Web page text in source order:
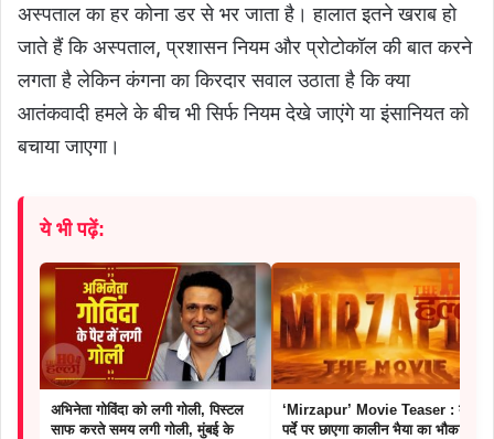
अस्पताल का हर कोना डर से भर जाता है। हालात इतने खराब हो
जाते हैं कि अस्पताल, प्रशासन नियम और प्रोटोकॉल की बात करने
लगता है लेकिन कंगना का किरदार सवाल उठाता है कि क्या
आतंकवादी हमले के बीच भी सिर्फ नियम देखे जाएंगे या इंसानियत को
बचाया जाएगा।
ये भी पढ़ें:
अभिनेता गोविंदा को लगी गोली, पिस्टल
साफ करते समय लगी गोली, मुंबई के
‘Mirzapur’ Movie Teaser : बड़े
पर्दे पर छाएगा कालीन भैया का भौकाल,